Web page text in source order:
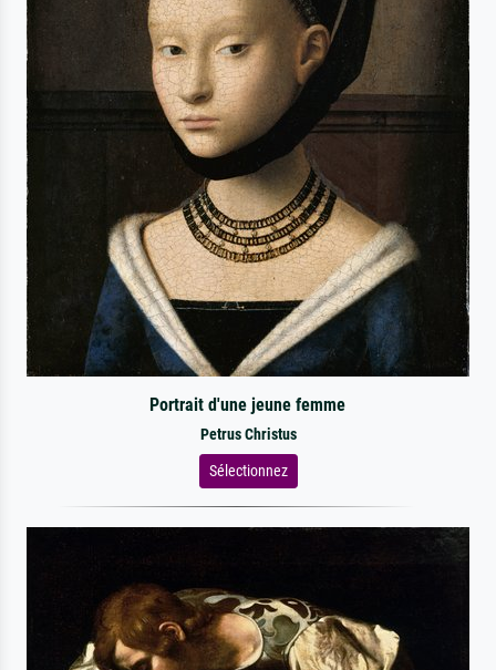
Portrait d'une jeune femme
Petrus Christus
Sélectionnez